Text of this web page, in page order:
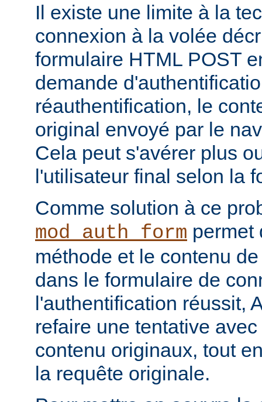
Il existe une limite à la
connexion à la volée
formulaire HTML POST
demande
réauthentification, le
original envoyé par le
Cela peut s'avérer plus
l'utilisateur final selon la
Comme solution à ce
mod_auth_form permet
méthode et le contenu
dans le formulaire de
l'authentification réussit,
refaire une tentative
contenu originaux, tout
la requête originale.